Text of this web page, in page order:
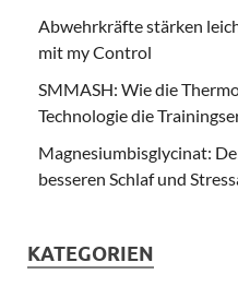
Abwehrkräfte stärken
mit my Control
SMMASH: Wie die
Technologie die
Magnesiumbisglycinat:
besseren Schlaf und
KATEGORIEN